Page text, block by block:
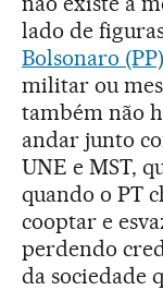
lado de
Bolsonaro (PP)
militar ou
também não
andar junto
UNE e MST,
quando o PT
cooptar e
perdendo
da sociedade